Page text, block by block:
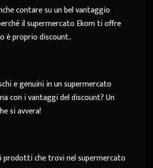
contare su un bel vantaggio
il supermercato Ekom ti offre
è proprio discount..
e genuini in un supermercato
con i vantaggi del discount? Un
si avvera!
prodotti che trovi nel supermercato